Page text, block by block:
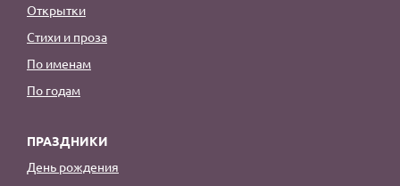
Открытки
Стихи и проза
По именам
По годам
ПРАЗДНИКИ
День рождения